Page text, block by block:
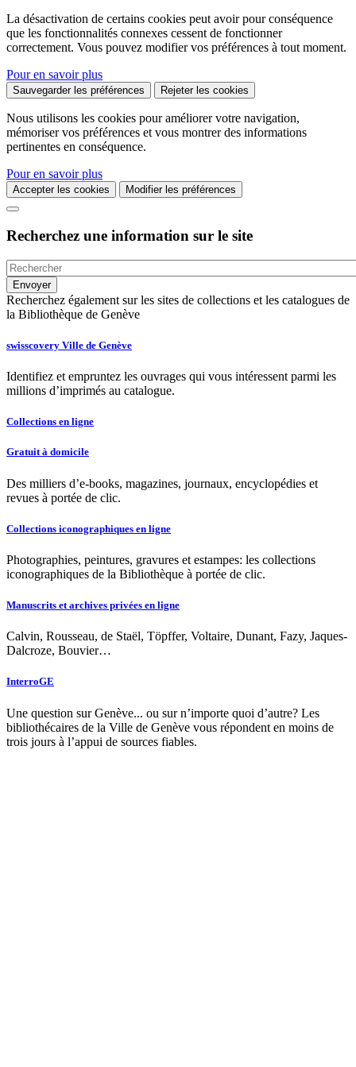
La désactivation de certains cookies peut avoir pour conséquence
que les fonctionnalités connexes cessent de fonctionner
correctement. Vous pouvez modifier vos préférences à tout moment.
Pour en savoir plus
Sauvegarder les préférences Rejeter les cookies
Nous utilisons les cookies pour améliorer votre navigation,
mémoriser vos préférences et vous montrer des informations
pertinentes en conséquence.
Pour en savoir plus
Accepter les cookies Modifier les préférences
Recherchez une information sur le site
Recherchez également sur les sites de collections et les catalogues de
la Bibliothèque de Genève
swisscovery Ville de Genève
Identifiez et empruntez les ouvrages qui vous intéressent parmi les
millions d’imprimés au catalogue.
Collections en ligne
Gratuit à domicile
Des milliers d’e-books, magazines, journaux, encyclopédies et
revues à portée de clic.
Collections iconographiques en ligne
Photographies, peintures, gravures et estampes: les collections
iconographiques de la Bibliothèque à portée de clic.
Manuscrits et archives privées en ligne
Calvin, Rousseau, de Staël, Töpffer, Voltaire, Dunant, Fazy, Jaques-
Dalcroze, Bouvier…
InterroGE
Une question sur Genève... ou sur n’importe quoi d’autre? Les
bibliothécaires de la Ville de Genève vous répondent en moins de
trois jours à l’appui de sources fiables.